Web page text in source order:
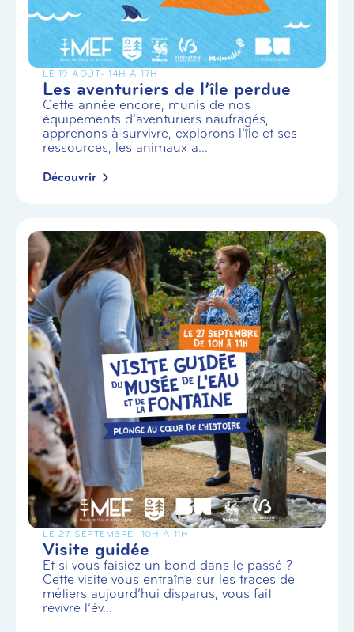
LE 19 AOÛT- 14H À 17H
Les aventuriers de l’île perdue
Cette année encore, munis de nos
équipements d’aventuriers naufragés,
apprenons à survivre, explorons l’île et ses
ressources, les animaux a...
Découvrir
LE 27 SEPTEMBRE- 10H À 11H
Visite guidée
Et si vous faisiez un bond dans le passé ?
Cette visite vous entraîne sur les traces de
métiers aujourd’hui disparus, vous fait
revivre l’év...